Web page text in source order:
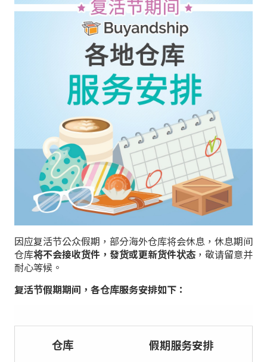
因应复活节公众假期，部分海外仓库将会休息，休息期间
仓库将不会接收货件，發货或更新货件状态 ，敬请留意并
耐心等候。
复活节假期期间，各仓库服务安排如下：
仓库 假期服务安排